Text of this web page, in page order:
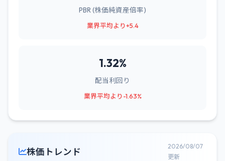
PBR (株価純資産倍率)
業界平均より+5.4
1.32%
配当利回り
業界平均より-1.63%
株価トレンド
2026/08/07
更新